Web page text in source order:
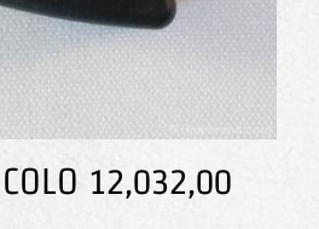
12,032,00